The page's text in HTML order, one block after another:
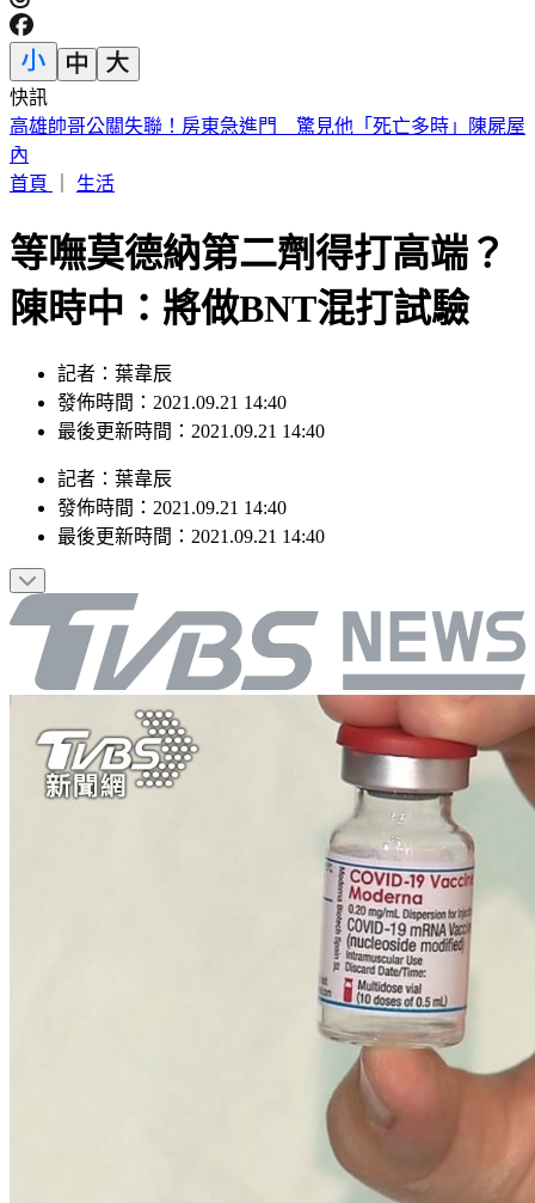
快訊
晚起南部雨勢接力！專家曝「雨炸北台灣關鍵」 估這時起緩
和
首頁
生活
等嘸莫德納第二劑得打高端？
陳時中：將做BNT混打試驗
記者：葉韋辰
發佈時間：2021.09.21 14:40
最後更新時間：2021.09.21 14:40
記者 ： 葉韋辰
發佈時間： 2021.09.21 14:40
最後更新時間： 2021.09.21 14:40